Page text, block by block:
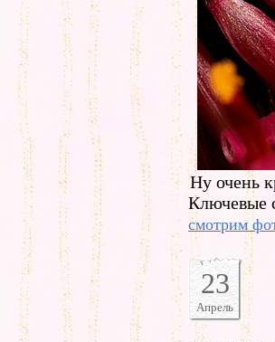
Ну очень
Ключевые
смотрим
23
Апрель